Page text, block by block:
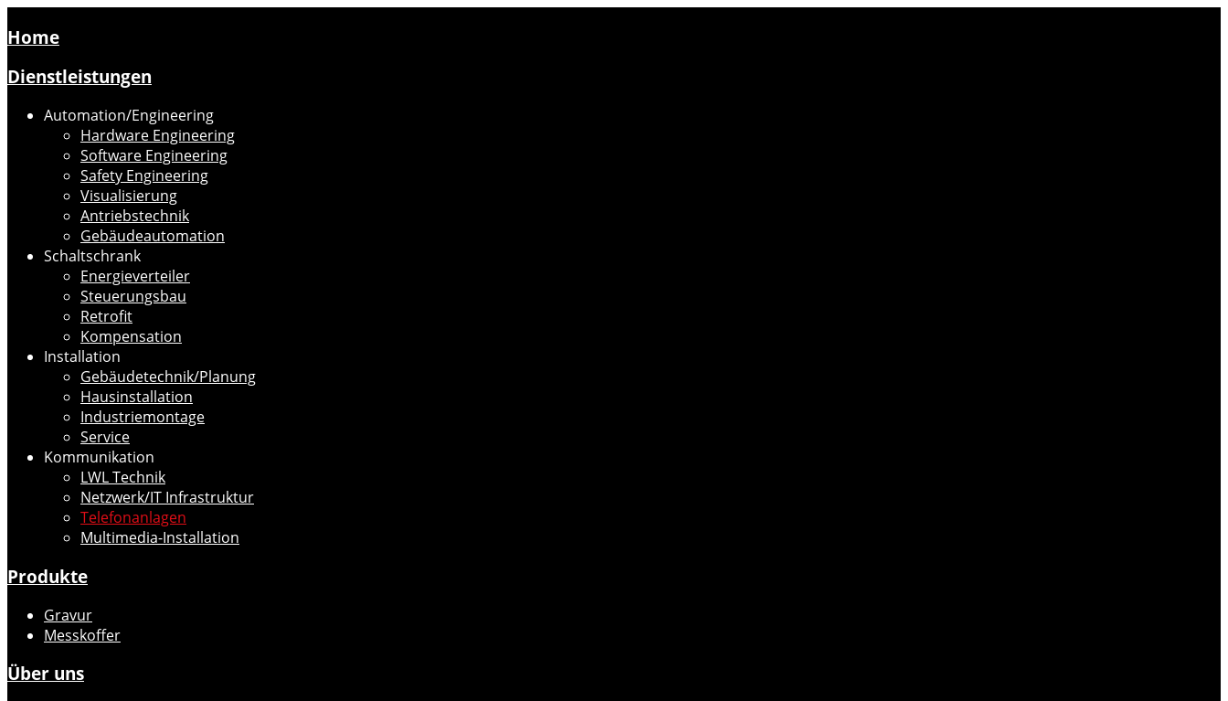
Home
Dienstleistungen
Automation/Engineering
Hardware Engineering
Software Engineering
Safety Engineering
Visualisierung
Antriebstechnik
Gebäudeautomation
Schaltschrank
Energieverteiler
Steuerungsbau
Retrofit
Kompensation
Installation
Gebäudetechnik/Planung
Hausinstallation
Industriemontage
Service
Kommunikation
LWL Technik
Netzwerk/IT Infrastruktur
Telefonanlagen
Multimedia-Installation
Produkte
Gravur
Messkoffer
Über uns